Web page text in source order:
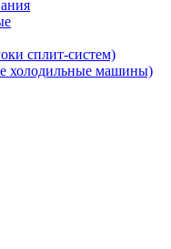
сплит-систем)
холодильные машины)